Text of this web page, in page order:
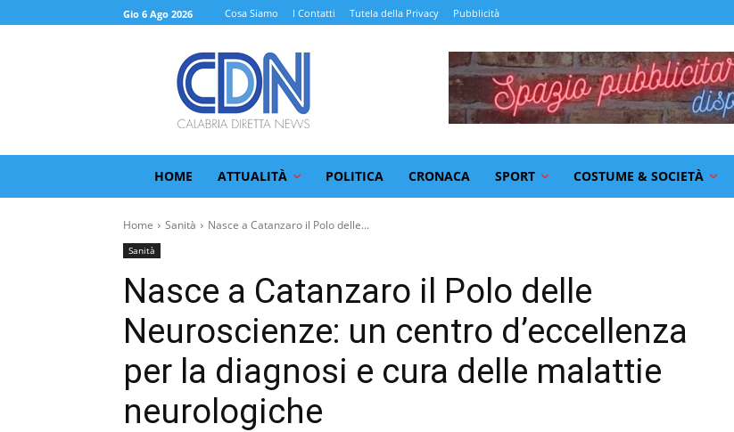
Gio 6 Ago 2026 Cosa Siamo I Contatti Tutela della Privacy Pubblicità
HOME ATTUALITÀ POLITICA CRONACA SPORT COSTUME & SOCIETÀ
Home Sanità Nasce a Catanzaro il Polo delle...
Sanità
Nasce a Catanzaro il Polo delle
Neuroscienze: un centro d’eccellenza
per la diagnosi e cura delle malattie
neurologiche